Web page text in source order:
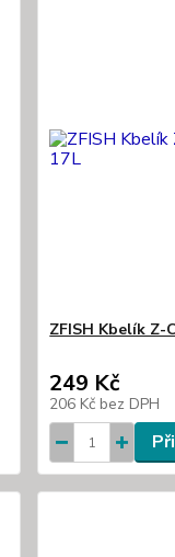
ZFISH Kbelík Z-
249 Kč
206 Kč bez DPH